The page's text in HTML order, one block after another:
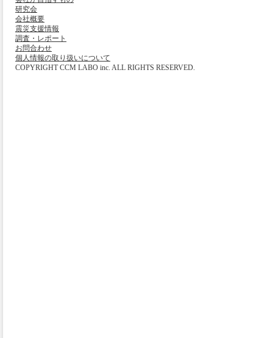
研究会
会社概要
震災支援情報
調査・レポート
お問合わせ
個人情報の取り扱いについて
COPYRIGHT CCM LABO inc. ALL RIGHTS RESERVED.